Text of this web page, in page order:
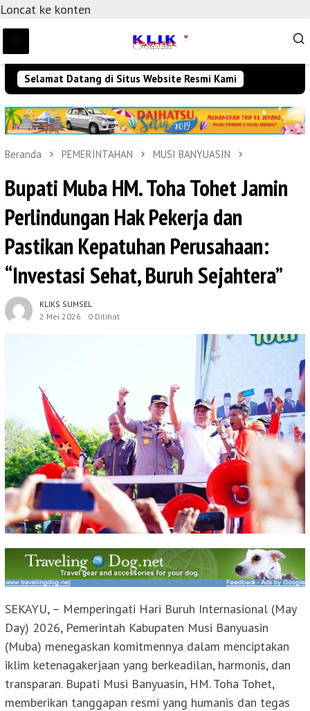
Loncat ke konten
Selamat Datang di Situs Website Resmi Kami
Beranda PEMERINTAHAN MUSI BANYUASIN
Bupati Muba HM. Toha Tohet Jamin
Perlindungan Hak Pekerja dan
Pastikan Kepatuhan Perusahaan:
“Investasi Sehat, Buruh Sejahtera”
KLIKS SUMSEL
2 Mei 2026
0 Dilihat
SEKAYU, – Memperingati Hari Buruh Internasional (May
Day) 2026, Pemerintah Kabupaten Musi Banyuasin
(Muba) menegaskan komitmennya dalam menciptakan
iklim ketenagakerjaan yang berkeadilan, harmonis, dan
transparan. Bupati Musi Banyuasin, HM. Toha Tohet,
memberikan tanggapan resmi yang humanis dan tegas